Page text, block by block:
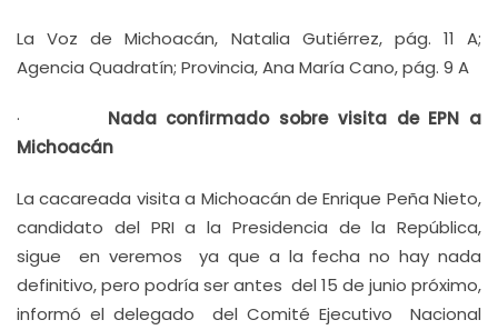
La Voz de Michoacán, Natalia Gutiérrez, pág. 11 A;
Agencia Quadratín; Provincia, Ana María Cano, pág. 9 A
· Nada confirmado sobre visita de EPN a
Michoacán
La cacareada visita a Michoacán de Enrique Peña Nieto,
candidato del PRI a la Presidencia de la República,
sigue en veremos ya que a la fecha no hay nada
definitivo, pero podría ser antes del 15 de junio próximo,
informó el delegado del Comité Ejecutivo Nacional